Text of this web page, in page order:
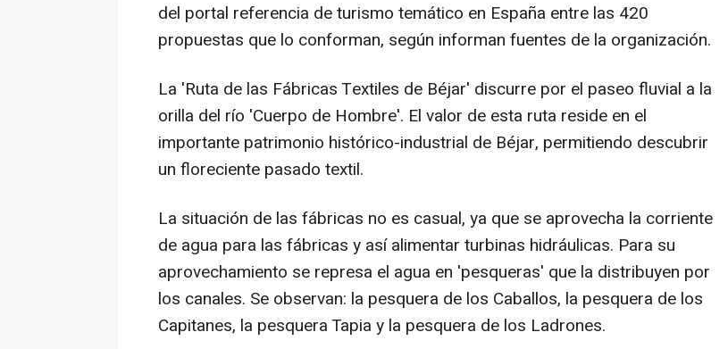
del portal referencia de turismo temático en España entre las 420
propuestas que lo conforman, según informan fuentes de la organización.
La 'Ruta de las Fábricas Textiles de Béjar' discurre por el paseo fluvial a la
orilla del río 'Cuerpo de Hombre'. El valor de esta ruta reside en el
importante patrimonio histórico-industrial de Béjar, permitiendo descubrir
un floreciente pasado textil.
La situación de las fábricas no es casual, ya que se aprovecha la corriente
de agua para las fábricas y así alimentar turbinas hidráulicas. Para su
aprovechamiento se represa el agua en 'pesqueras' que la distribuyen por
los canales. Se observan: la pesquera de los Caballos, la pesquera de los
Capitanes, la pesquera Tapia y la pesquera de los Ladrones.